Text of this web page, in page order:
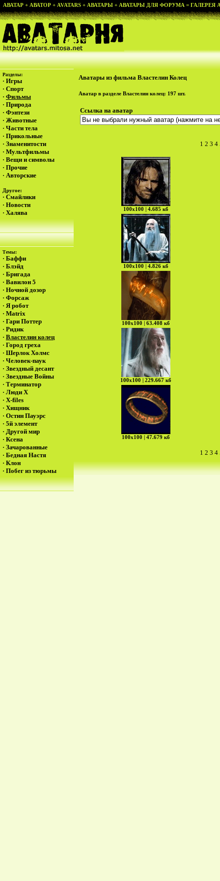
АВАТАР + АВАТОР + AVATARS + АВАТАРЫ + АВАТАРЫ ДЛЯ ФОРУМА = ГАЛЕРЕЯ
Разделы:
· Игры
· Спорт
· Фильмы
· Природа
· Фэнтези
· Животные
· Части тела
· Прикольные
· Знаменитости
· Мультфильмы
· Вещи и символы
· Прочие
· Авторские
Другое:
· Смайлики
· Новости
· Халява
Темы:
· Баффи
· Блэйд
· Бригада
· Вавилон 5
· Ночной дозор
· Форсаж
· Я робот
· Matrix
· Гари Поттер
· Ридик
· Властелин колец
· Город греха
· Шерлок Холмс
· Человек-паук
· Звездный десант
· Звездные Войны
· Терминатор
· Люди Х
· X-files
· Хищник
· Остин Пауэрс
· 5й элемент
· Другой мир
· Ксена
· Зачарованные
· Бедная Настя
· Клон
· Побег из тюрьмы
Аватары из фильма Властелин Колец
Аватар в разделе Властелин колец: 197 шт.
Ссылка на аватар
1 2 3 4
100х100 | 4.685 кб
100х100 | 4.826 кб
100х100 | 63.408 кб
100х100 | 229.667 кб
100х100 | 47.679 кб
1 2 3 4